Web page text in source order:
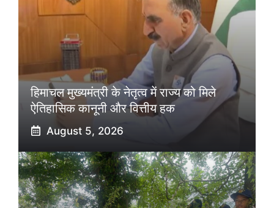
हिमाचल मुख्यमंत्री के नेतृत्व में राज्य को मिले
ऐतिहासिक कानूनी और वित्तीय हक
August 5, 2026